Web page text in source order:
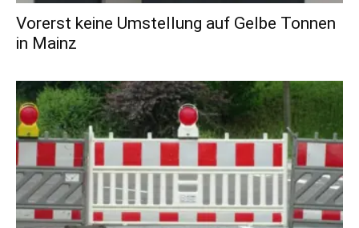
Vorerst keine Umstellung auf Gelbe Tonnen
in Mainz